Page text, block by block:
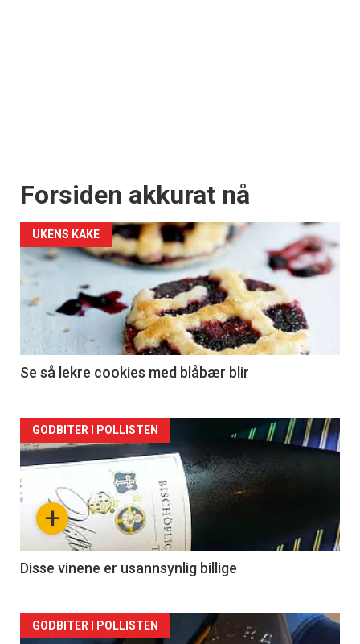
Forsiden akkurat nå
UKENS KAKE
Se så lekre cookies med blåbær blir
Forsiden
akkurat
nå
2
+
GODBITER I POLLISTEN
Disse vinene er usannsynlig billige
Forsiden
GODBITER I POLLISTEN